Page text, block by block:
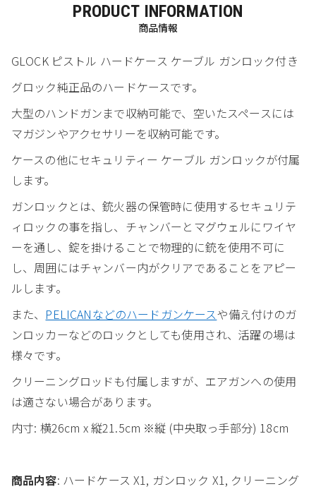
PRODUCT INFORMATION
商品情報
GLOCK ピストル ハードケース ケーブル ガンロック付き
グロック純正品のハードケースです。
大型のハンドガンまで収納可能で、空いたスペースには
マガジンやアクセサリーを収納可能です。
ケースの他にセキュリティー ケーブル ガンロックが付属
します。
ガンロックとは、銃火器の保管時に使用するセキュリテ
ィロックの事を指し、チャンバーとマグウェルにワイヤ
ーを通し、錠を掛けることで物理的に銃を使用不可に
し、周囲にはチャンバー内がクリアであることをアピー
ルします。
また、 PELICANなどのハードガンケースや備え付けのガ
ンロッカーなどのロックとしても使用され、活躍の場は
様々です。
クリーニングロッドも付属しますが、エアガンへの使用
は適さない場合があります。
内寸: 横26cm x 縦21.5cm ※縦 (中央取っ手部分) 18cm
商品内容: ハードケース X1, ガンロック X1, クリーニング